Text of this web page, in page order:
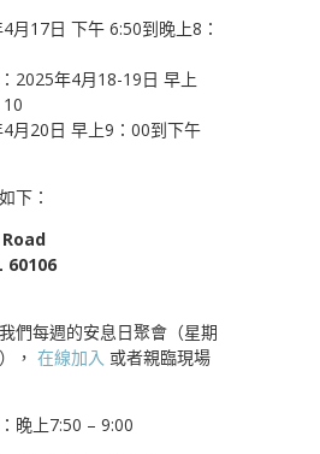
月17日 下午 6:50到晚上8：
2025年4月18-19日 早上
月20日 早上9：00到下午
下：
60106
們每週的安息日聚會（星期
， 在線加入 或者親臨現場
晚上7:50 – 9:00